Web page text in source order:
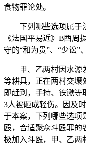
食物罪论处。
下列哪些选项属于法
《法国平易近》B西周
守的“和为贵”、“少讼”
甲、乙两村因水源发
等耕具，正在两村交壤
即赶到，手持、铁锹
3人被砸成轻伤。因及
于本案，下列哪些选项
殴，合适聚众斗殴罪的
极加入斗殴，甲、乙两